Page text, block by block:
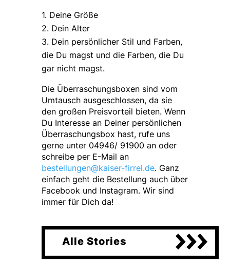
Deine Größe
Dein Alter
Dein persönlicher Stil und Farben,
die Du magst und die Farben, die Du
gar nicht magst.
Die Überraschungsboxen sind vom
Umtausch ausgeschlossen, da sie
den großen Preisvorteil bieten. Wenn
Du Interesse an Deiner persönlichen
Überraschungsbox hast, rufe uns
gerne unter 04946/ 91900 an oder
schreibe per E-Mail an
bestellungen@kaiser-firrel.de. Ganz
einfach geht die Bestellung auch über
Facebook und Instagram. Wir sind
immer für Dich da!
Alle Stories